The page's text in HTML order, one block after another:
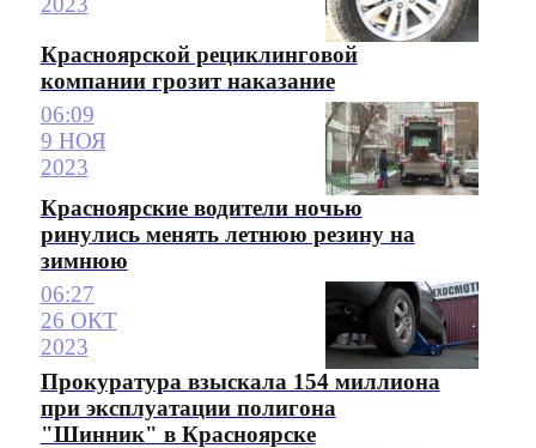
Красноярской рециклинговой
компании грозит наказание
06:09
9 НОЯ
2023
Красноярские водители ночью
ринулись менять летнюю резину на
зимнюю
06:27
26 ОКТ
2023
Прокуратура взыскала 154 миллиона
при эксплуатации полигона
"Шинник" в Красноярске